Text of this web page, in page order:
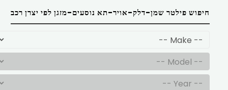
חיפוש פילטר שמן-דלק-אויר-תא נוסעים-מזגן לפי יצרן רכב